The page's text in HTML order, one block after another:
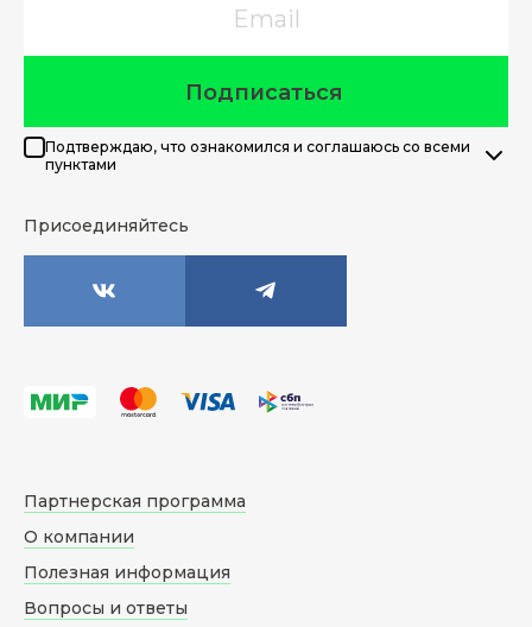
Подписаться
Подтверждаю, что ознакомился и соглашаюсь со всеми
пунктами
Присоединяйтесь
Партнерская программа
О компании
Полезная информация
Вопросы и ответы